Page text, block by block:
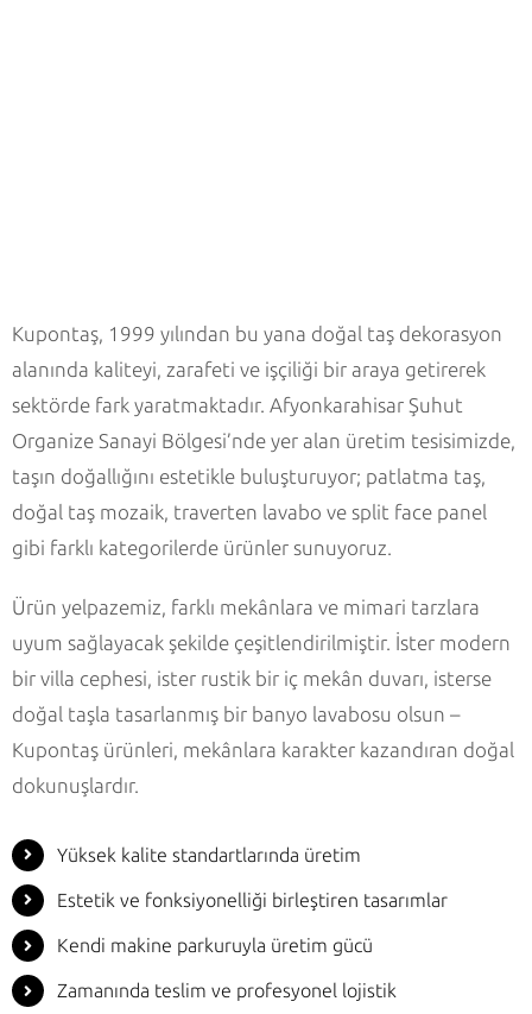
Kupontaş, 1999 yılından bu yana doğal taş dekorasyon
alanında kaliteyi, zarafeti ve işçiliği bir araya getirerek
sektörde fark yaratmaktadır. Afyonkarahisar Şuhut
Organize Sanayi Bölgesi’nde yer alan üretim tesisimizde,
taşın doğallığını estetikle buluşturuyor; patlatma taş,
doğal taş mozaik, traverten lavabo ve split face panel
gibi farklı kategorilerde ürünler sunuyoruz.
Ürün yelpazemiz, farklı mekânlara ve mimari tarzlara
uyum sağlayacak şekilde çeşitlendirilmiştir. İster modern
bir villa cephesi, ister rustik bir iç mekân duvarı, isterse
doğal taşla tasarlanmış bir banyo lavabosu olsun –
Kupontaş ürünleri, mekânlara karakter kazandıran doğal
dokunuşlardır.
Yüksek kalite standartlarında üretim
Estetik ve fonksiyonelliği birleştiren tasarımlar
Kendi makine parkuruyla üretim gücü
Zamanında teslim ve profesyonel lojistik